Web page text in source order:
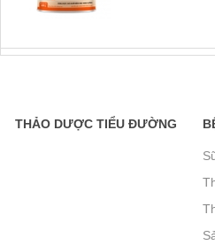
Sữa nepro
Sữa
người tiểu
465.000₫
THẢO DƯỢC TIỂU ĐƯỜNG